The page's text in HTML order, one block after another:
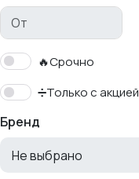
🔥Срочно
➗Только с акцией
Бренд
Не выбрано